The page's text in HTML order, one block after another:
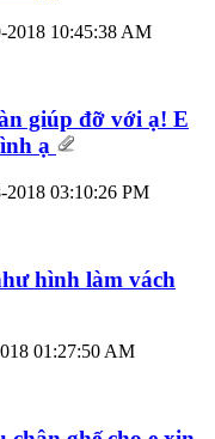
2018 10:45:38 AM
giúp đỡ với ạ! E
ạ
2018 03:10:26 PM
hình làm vách
01:27:50 AM